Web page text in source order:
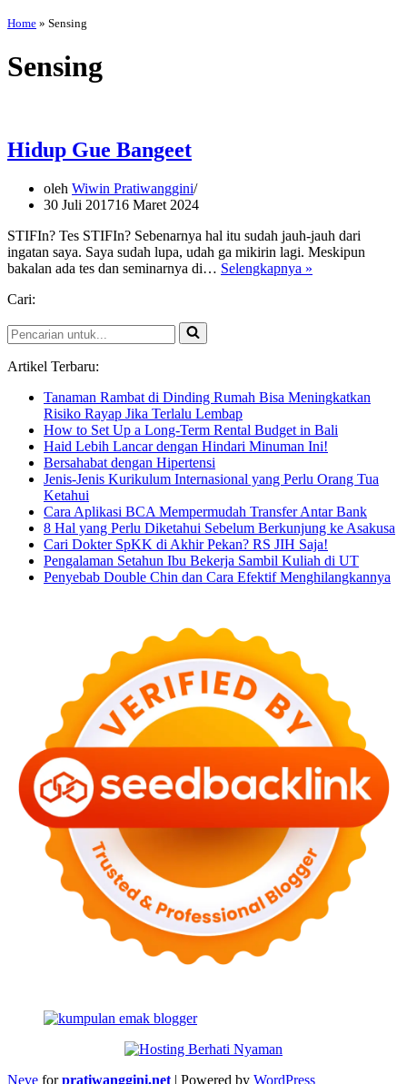
Home » Sensing
Sensing
Hidup Gue Bangeet
oleh Wiwin Pratiwanggini
30 Juli 201716 Maret 2024
STIFIn? Tes STIFIn? Sebenarnya hal itu sudah jauh-jauh dari
ingatan saya. Saya sudah lupa, udah ga mikirin lagi. Meskipun
bakalan ada tes dan seminarnya di… Selengkapnya »
Cari:
Pencarian
untuk...
Artikel Terbaru:
Tanaman Rambat di Dinding Rumah Bisa Meningkatkan
Risiko Rayap Jika Terlalu Lembap
How to Set Up a Long-Term Rental Budget in Bali
Haid Lebih Lancar dengan Hindari Minuman Ini!
Bersahabat dengan Hipertensi
Jenis-Jenis Kurikulum Internasional yang Perlu Orang Tua
Ketahui
Cara Aplikasi BCA Mempermudah Transfer Antar Bank
8 Hal yang Perlu Diketahui Sebelum Berkunjung ke Asakusa
Cari Dokter SpKK di Akhir Pekan? RS JIH Saja!
Pengalaman Setahun Ibu Bekerja Sambil Kuliah di UT
Penyebab Double Chin dan Cara Efektif Menghilangkannya
Neve forpratiwanggini.net | Powered by WordPress